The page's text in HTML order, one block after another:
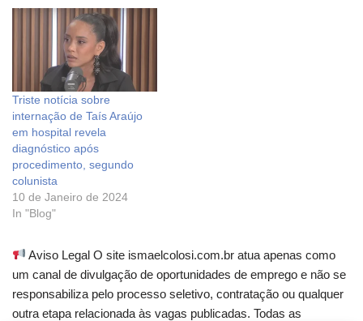
Triste notícia sobre
internação de Taís Araújo
em hospital revela
diagnóstico após
procedimento, segundo
colunista
10 de Janeiro de 2024
In "Blog"
Aviso Legal O site ismaelcolosi.com.br atua apenas como
um canal de divulgação de oportunidades de emprego e não se
responsabiliza pelo processo seletivo, contratação ou qualquer
outra etapa relacionada às vagas publicadas. Todas as